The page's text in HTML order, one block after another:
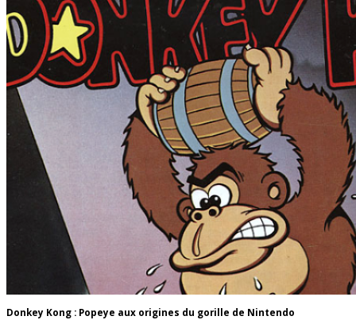
Donkey Kong : Popeye aux origines du gorille de Nintendo